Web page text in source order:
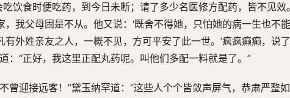
饮食时便吃药，到今日未断；请了多少名医修方配药，皆不见效
我父母固是不从。他又说：‘既舍不得她，只怕她的病一生也不
外姓亲友之人，一概不见，方可平安了此一世。’疯疯癫癫，说
：“正好，我这里正配丸药呢。叫他们多配一料就是了。”
曾迎接远客！”黛玉纳罕道：“这些人个个皆敛声屏气，恭肃严整